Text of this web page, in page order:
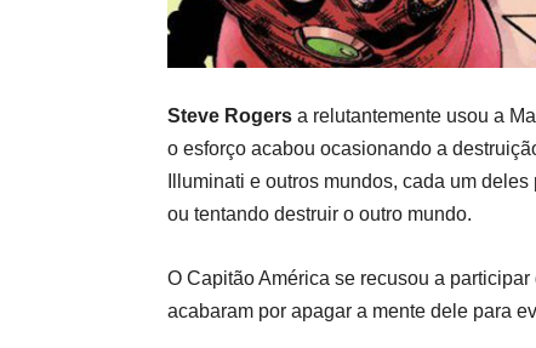
Steve Rogers a relutantemente usou a
o esforço acabou ocasionando a
Illuminati e outros mundos, cada um
ou tentando destruir o outro mundo.
O Capitão América se recusou a
acabaram por apagar a mente dele para